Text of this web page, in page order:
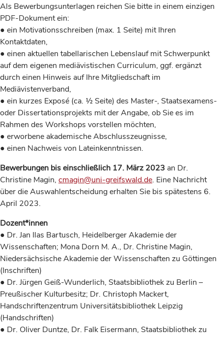
Als Bewerbungsunterlagen reichen Sie bitte in einem einzigen
PDF-Dokument ein:
● ein Motivationsschreiben (max. 1 Seite) mit Ihren
Kontaktdaten,
● einen aktuellen tabellarischen Lebenslauf mit Schwerpunkt
auf dem eigenen mediävistischen Curriculum, ggf. ergänzt
durch einen Hinweis auf Ihre Mitgliedschaft im
Mediävistenverband,
● ein kurzes Exposé (ca. ½ Seite) des Master-, Staatsexamens-
oder Dissertationsprojekts mit der Angabe, ob Sie es im
Rahmen des Workshops vorstellen möchten,
● erworbene akademische Abschlusszeugnisse,
● einen Nachweis von Lateinkenntnissen.
Bewerbungen bis einschließlich 17. März 2023 an Dr.
Christine Magin, cmagin@uni-greifswald.de. Eine Nachricht
über die Auswahlentscheidung erhalten Sie bis spätestens 6.
April 2023.
Dozent*innen
● Dr. Jan Ilas Bartusch, Heidelberger Akademie der
Wissenschaften; Mona Dorn M. A., Dr. Christine Magin,
Niedersächsische Akademie der Wissenschaften zu Göttingen
(Inschriften)
● Dr. Jürgen Geiß-Wunderlich, Staatsbibliothek zu Berlin –
Preußischer Kulturbesitz; Dr. Christoph Mackert,
Handschriftenzentrum Universitätsbibliothek Leipzig
(Handschriften)
● Dr. Oliver Duntze, Dr. Falk Eisermann, Staatsbibliothek zu